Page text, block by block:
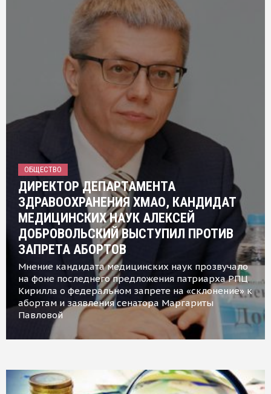
ОБЩЕСТВО
ДИРЕКТОР ДЕПАРТАМЕНТА
ЗДРАВООХРАНЕНИЯ ХМАО, КАНДИДАТ
МЕДИЦИНСКИХ НАУК АЛЕКСЕЙ
ДОБРОВОЛЬСКИЙ ВЫСТУПИЛ ПРОТИВ
ЗАПРЕТА АБОРТОВ
Мнение кандидата медицинских наук прозвучало
на фоне последнего предложения патриарха РПЦ
Кирилла о федеральном запрете на «склонение» к
абортам и заявления сенатора Маргариты
Павловой